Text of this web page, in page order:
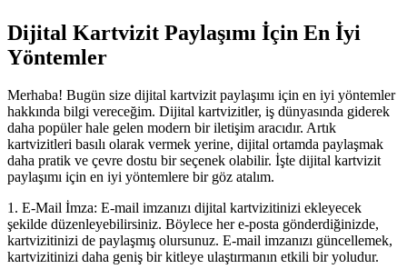
Dijital Kartvizit Paylaşımı İçin En İyi
Yöntemler
Merhaba! Bugün size dijital kartvizit paylaşımı için en iyi yöntemler
hakkında bilgi vereceğim. Dijital kartvizitler, iş dünyasında giderek
daha popüler hale gelen modern bir iletişim aracıdır. Artık
kartvizitleri basılı olarak vermek yerine, dijital ortamda paylaşmak
daha pratik ve çevre dostu bir seçenek olabilir. İşte dijital kartvizit
paylaşımı için en iyi yöntemlere bir göz atalım.
1. E-Mail İmza: E-mail imzanızı dijital kartvizitinizi ekleyecek
şekilde düzenleyebilirsiniz. Böylece her e-posta gönderdiğinizde,
kartvizitinizi de paylaşmış olursunuz. E-mail imzanızı güncellemek,
kartvizitinizi daha geniş bir kitleye ulaştırmanın etkili bir yoludur.